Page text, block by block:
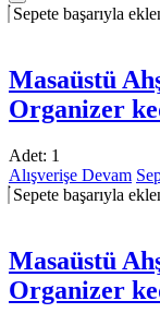
Sepete başarıyla
Masaüstü
Organizer
Adet: 1
Alışverişe Devam
Sepete başarıyla
Masaüstü
Organizer